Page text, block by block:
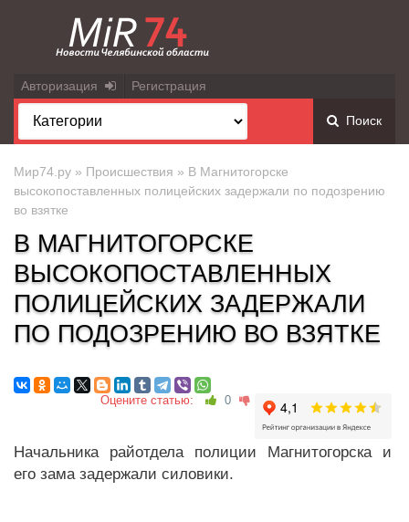
Авторизация Регистрация
Поиск
Мир74.ру » Происшествия » В Магнитогорске
высокопоставленных полицейских задержали по подозрению
во взятке
В МАГНИТОГОРСКЕ
ВЫСОКОПОСТАВЛЕННЫХ
ПОЛИЦЕЙСКИХ ЗАДЕРЖАЛИ
ПО ПОДОЗРЕНИЮ ВО ВЗЯТКЕ
Оцените статью: 0
Начальника райотдела полиции Магнитогорска и
его зама задержали силовики.